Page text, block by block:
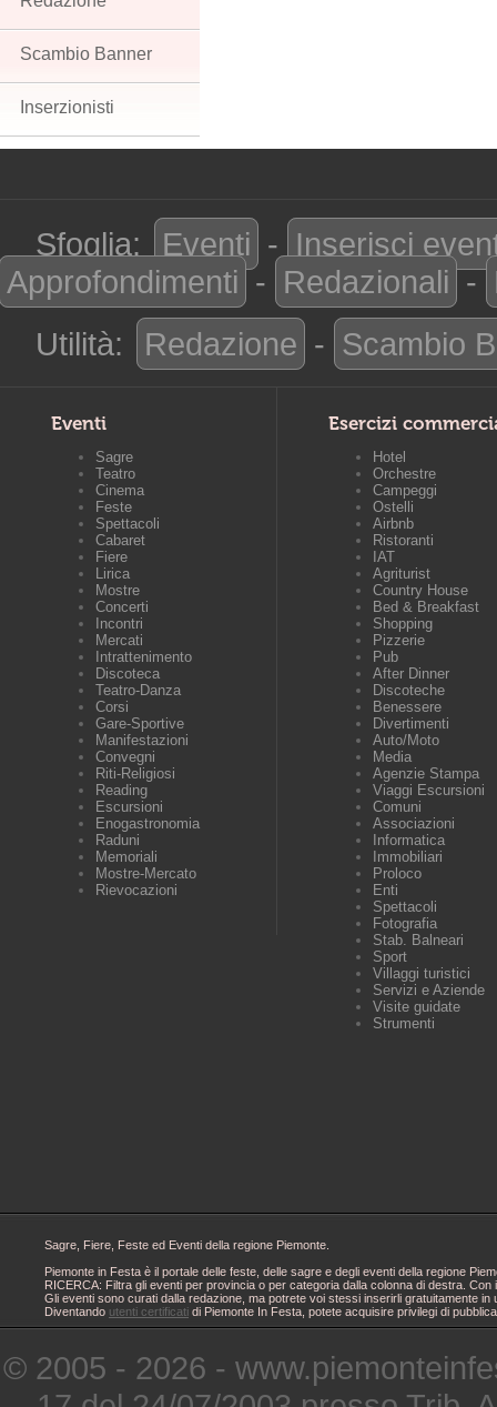
Scambio Banner
Inserzionisti
Sfoglia: Eventi - Inserisci
Approfondimenti - Redazionali -
Utilità:
Redazione - Scambio
Eventi
Sagre
Teatro
Cinema
Feste
Spettacoli
Cabaret
Fiere
Lirica
Mostre
Concerti
Incontri
Mercati
Intrattenimento
Discoteca
Teatro-Danza
Corsi
Gare-Sportive
Manifestazioni
Convegni
Riti-Religiosi
Reading
Escursioni
Enogastronomia
Raduni
Memoriali
Mostre-Mercato
Rievocazioni
Esercizi
Hotel
Orchestre
Campeggi
Ostelli
Airbnb
Ristoranti
IAT
Agriturist
Country House
Bed & Breakfast
Shopping
Pizzerie
Pub
After Dinner
Discoteche
Benessere
Divertimenti
Auto/Moto
Media
Agenzie Stampa
Viaggi Escursioni
Comuni
Associazioni
Informatica
Immobiliari
Proloco
Enti
Spettacoli
Fotografia
Stab. Balneari
Sport
Villaggi turistici
Servizi e Aziende
Visite guidate
Strumenti
Sagre, Fiere, Feste ed Eventi della regione Piemonte.
Piemonte in Festa è il portale delle feste, delle sagre e degli eventi della regione
RICERCA: Filtra gli eventi per provincia o per categoria dalla colonna di destra.
Gli eventi sono curati dalla redazione, ma potrete voi stessi inserirli gratuitamente
Diventando utenti certificati di Piemonte In Festa, potete acquisire privilegi di
© 2005 - 2026 -